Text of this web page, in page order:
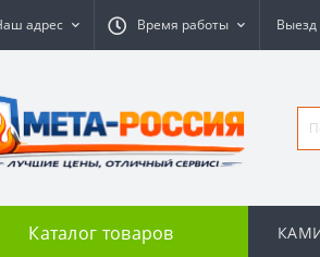
адрес Время работы
Каталог товаров